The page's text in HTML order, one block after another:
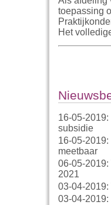
toepassing
Het
16-05-
subsidie
16-05-
meetbaar
06-05-
2021
03-04-2019:
03-04-